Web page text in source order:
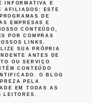
INFORMATIVA E
AFILIADOS : ESTE
DE
EMPRESAS E
CONTEÚDO,
POR COMPRAS
LINKS.
SUA PRÓPRIA
ANTES DE
OU SERVIÇO
CONTEÚDO
O BLOG
PELA
EM TODAS AS
LEITORES.